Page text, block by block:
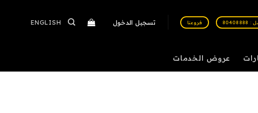
فروعنا تسجيل الدخول ENGLISH
عروض الخدمات